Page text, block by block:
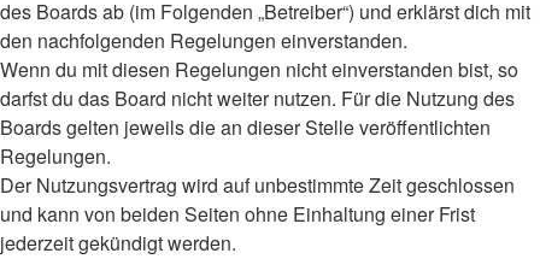
des Boards ab (im Folgenden „Betreiber“) und erklärst dich mit
den nachfolgenden Regelungen einverstanden.
Wenn du mit diesen Regelungen nicht einverstanden bist, so
darfst du das Board nicht weiter nutzen. Für die Nutzung des
Boards gelten jeweils die an dieser Stelle veröffentlichten
Regelungen.
Der Nutzungsvertrag wird auf unbestimmte Zeit geschlossen
und kann von beiden Seiten ohne Einhaltung einer Frist
jederzeit gekündigt werden.